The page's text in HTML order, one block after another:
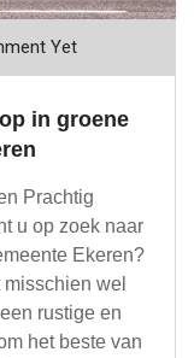
Yet
in groene
Prachtig
u op zoek naar
Ekeren?
wel
rustige en
het beste van